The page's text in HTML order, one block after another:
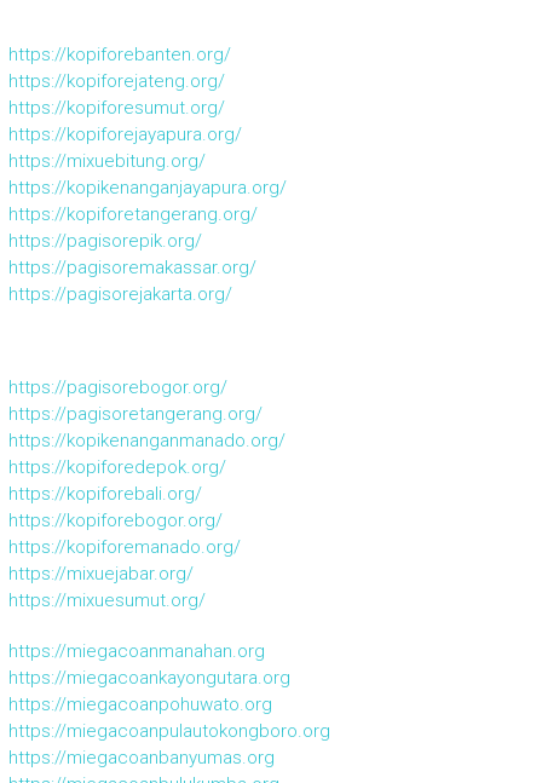
https://kopiforebanten.org/
https://kopiforejateng.org/
https://kopiforesumut.org/
https://kopiforejayapura.org/
https://mixuebitung.org/
https://kopikenanganjayapura.org/
https://kopiforetangerang.org/
https://pagisorepik.org/
https://pagisoremakassar.org/
https://pagisorejakarta.org/
https://pagisorebogor.org/
https://pagisoretangerang.org/
https://kopikenanganmanado.org/
https://kopiforedepok.org/
https://kopiforebali.org/
https://kopiforebogor.org/
https://kopiforemanado.org/
https://mixuejabar.org/
https://mixuesumut.org/
https://miegacoanmanahan.org
https://miegacoankayongutara.org
https://miegacoanpohuwato.org
https://miegacoanpulautokongboro.org
https://miegacoanbanyumas.org